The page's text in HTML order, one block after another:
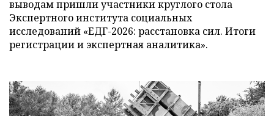
выводам пришли участники круглого стола
Экспертного института социальных
исследований «ЕДГ-2026: расстановка сил. Итоги
регистрации и экспертная аналитика».